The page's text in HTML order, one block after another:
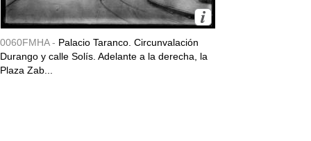
0060FMHA - Palacio Taranco. Circunvalación
Durango y calle Solís. Adelante a la derecha, la
Plaza Zab...